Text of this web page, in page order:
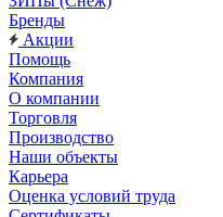
Бренды
Акции
Помощь
Компания
О компании
Торговля
Производство
Наши объекты
Карьера
Оценка условий труда